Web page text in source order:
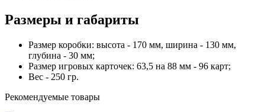
Размеры и габариты
Размер коробки: высота - 170 мм, ширина - 130 мм,
глубина - 30 мм;
Размер игровых карточек: 63,5 на 88 мм - 96 карт;
Вес - 250 гр.
Рекомендуемые товары